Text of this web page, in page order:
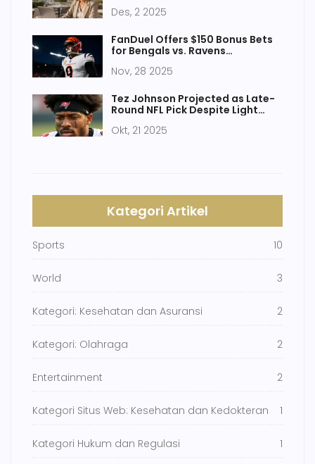
Des, 2 2025
FanDuel Offers $150 Bonus Bets
for Bengals vs. Ravens
Nov, 28 2025
Tez Johnson Projected as Late-
Round NFL Pick Despite Light
Okt, 21 2025
Kategori Artikel
Sports 10
World 3
Kategori: Kesehatan dan Asuransi 2
Kategori: Olahraga 2
Entertainment 2
Kategori Situs Web: Kesehatan dan Kedokteran 1
Kategori Hukum dan Regulasi 1